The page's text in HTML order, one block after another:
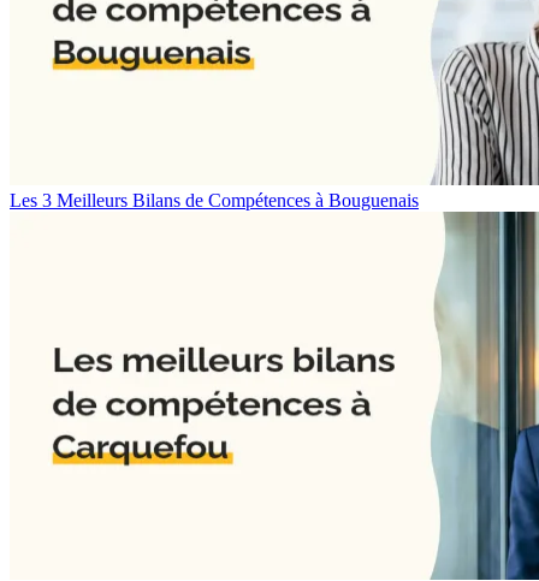
Les 3 Meilleurs Bilans de Compétences à Bouguenais